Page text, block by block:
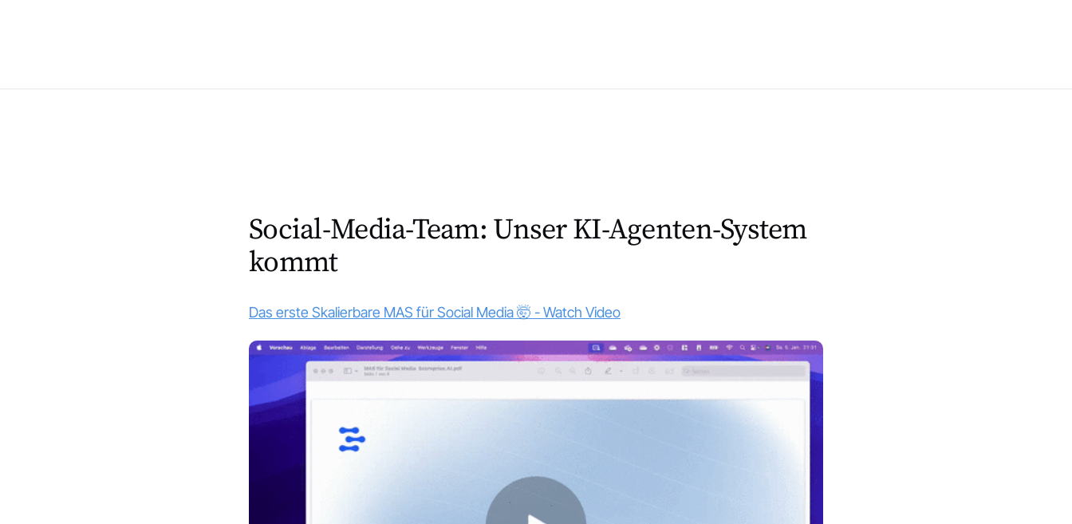
Social-Media-Team: Unser KI-Agenten-System
kommt
Das erste Skalierbare MAS für Social Media 🤯 - Watch Video